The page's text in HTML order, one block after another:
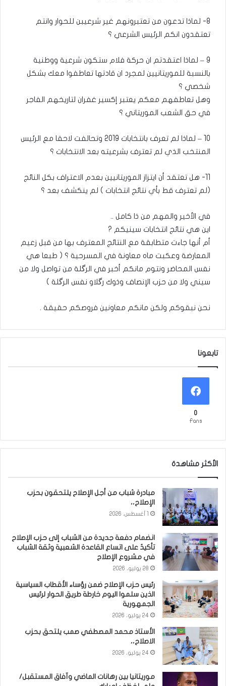
8- لماذا تدعون من تعتبرونهم غير شرعيبن للحوار وانتم
تعتقدون انكم الرئيس الشرعي ؟
9 – لماذا اعتقدتم ان حركة فلام ستكون شرعية ووطنية
بالنسبة للموريتانيين لمجرد ان قادتها تعاطفوا معك بشكل
شخصي ؟
وهل تعاطفهم معكم يعتبر إكسير غفران لتاريخهم الفاجر
في حق الشعب الموريتاني ؟
10 – لماذا لم تعرف بانتخابات 2019 وتحالفت لاحقا مع الرئيس
المنتخب الذي لم تعترف بشرعيته بعد الانتخابات ؟
11- هل تعتقد أن ايتزاز الموريتانيين بعدم الاعتراف بكل النائج
(لم تعترف قط بأي نتائج انتخابات ) لم ينكشف بعد ؟
في الأخير والمهم من ذا كامل ..
اين هي نتائج انتخابات سينيكم ?
أم أنها جاءت متطابقة مع النتائج المعترف بها من قبل زعيم
المعارضة وعكبت ماه معاونة في المسرحية ؟ ( طبعا هي
نفس المحاضر ونتوم مانكم أخبر في الرگلة من تواصل ولا من
سيني ولا من حزب الإنصاف وذوك رگلاو نفس الرگلة )
نحن نبقوكم ولكن مانكم معاونين فروصكم حقيقة .
تابعونا
0
Fans
الأكثر مشاهدة
مبادرة شباب من أجل الإصلاح يلتحقون بحزب
الإصلاح،،
انضمام دفعة جديدة من الشباب إلى حزب الإصلاح
تأكيدٌ على اتساع القاعدة الشعبية وثقة الشباب
في مشروع الإصلاح
28 يوليو، 2026
رئيس حزب الإصلاح ضمن رؤساء الأقطاب السياسية
الذين سلموا اليوم خارطة طريق الحوار لرئيس
الجمهورية
24 يوليو، 2026
الأستاذ محمد المصطفي صمب يلتحق بحزب
الاصلاح،،
24 يوليو، 2026
موريتانيا بين رهانات الماضي وآفاق المستقبل/